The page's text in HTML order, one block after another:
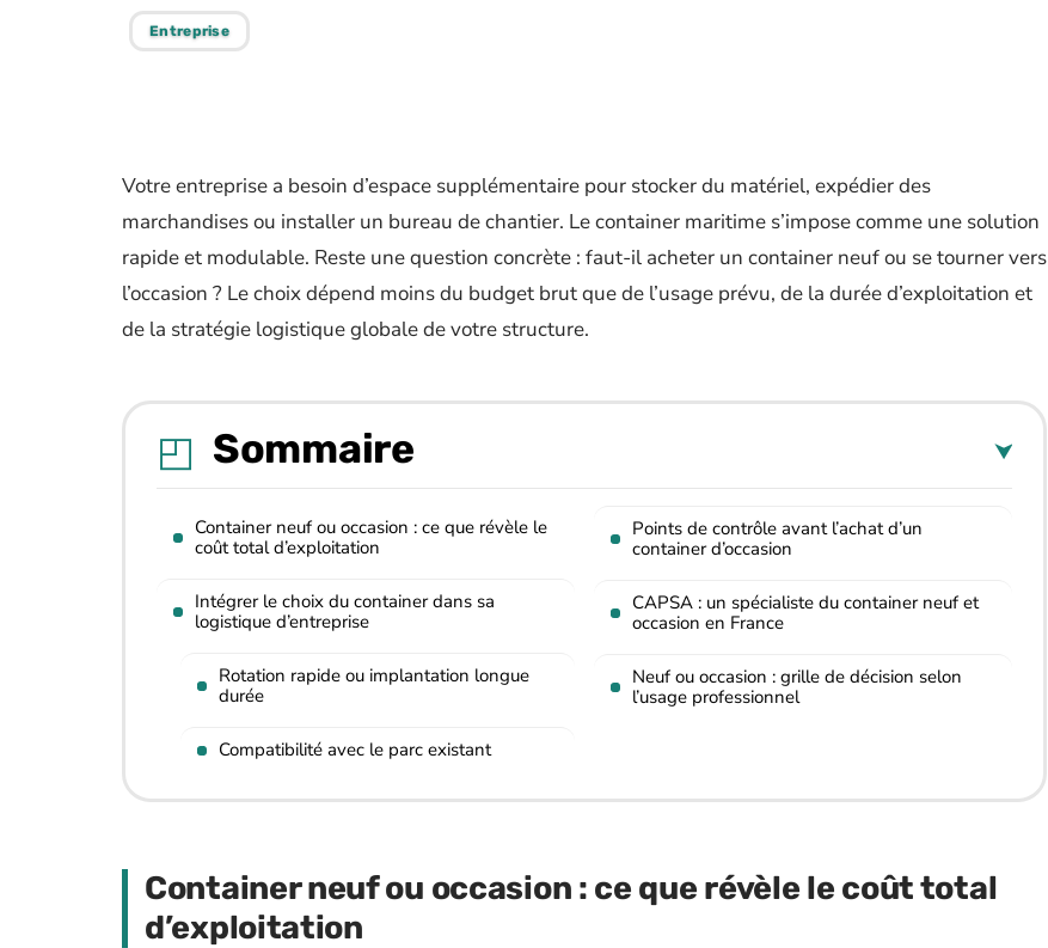
Entreprise
Votre entreprise a besoin d’espace supplémentaire pour stocker du matériel, expédier des
marchandises ou installer un bureau de chantier. Le container maritime s’impose comme une solution
rapide et modulable. Reste une question concrète : faut-il acheter un container neuf ou se tourner vers
l’occasion ? Le choix dépend moins du budget brut que de l’usage prévu, de la durée d’exploitation et
de la stratégie logistique globale de votre structure.
Sommaire
Container neuf ou occasion : ce que révèle le
coût total d’exploitation
Intégrer le choix du container dans sa
logistique d’entreprise
Rotation rapide ou implantation longue
durée
Compatibilité avec le parc existant
Points de contrôle avant l’achat d’un
container d’occasion
CAPSA : un spécialiste du container neuf et
occasion en France
Neuf ou occasion : grille de décision selon
l’usage professionnel
Container neuf ou occasion : ce que révèle le coût total
d’exploitation